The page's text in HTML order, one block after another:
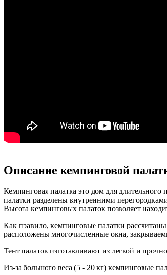
Описание кемпинговой
Кемпинговая палатка это дом для
палатки разделены внутренними
Высота кемпинговых палаток позволяет
Как правило, кемпинговые палатки
расположены многочисленные окна,
Тент палаток изготавливают из легкой и
Из-за большого веса (5 - 20 кг) кемпинговые